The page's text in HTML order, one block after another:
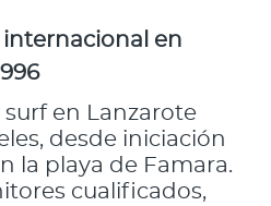
internacional en
surf en Lanzarote
desde iniciación
la playa de Famara.
cualificados,